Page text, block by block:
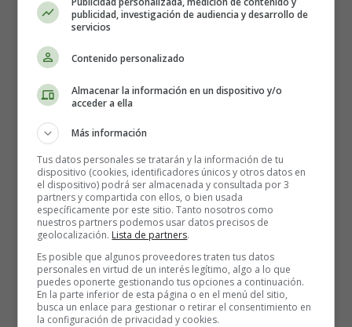
Superada esta prueba, Igtá tuvo que demostrar su amor
por Picazú. Y por ella cruzó nadando el lago y trajo caza
para todos. Con lo que todos le admiraron.
Tras tres lunas, se convocó la boda. Y también como era
costumbre, Igtá y Picazú pidieron la aprobación de Tupá,
el dios bueno. Pero... de repente comenzó a llover. Son
lágrimas, dijo el adivino, Tupá no aprueba esta boda.
Pero Igtá y Picazú se querían, estaban enamorados, y de
ningún modo iban a separarse. Así que echaron a correr y
se lanzaron al lago con idea de escapar juntos a una isla
que se alzaba en su centro.
Cuando la tribu vio lo que pretendían, primero
empezaron a perseguirles, después a gritarles y por
último a tirarles piedras para evitar que huyeran.
publicidad, investigación de audiencia y desarrollo de
servicios
Contenido personalizado
Almacenar la información en un dispositivo y/o
acceder a ella
Más información
Tus datos personales se tratarán y la información de tu
dispositivo (cookies, identificadores únicos y otros datos en
el dispositivo) podrá ser almacenada y consultada por 3
partners y compartida con ellos, o bien usada
específicamente por este sitio. Tanto nosotros como
nuestros partners podemos usar datos precisos de
geolocalización. Lista de partners.
Es posible que algunos proveedores traten tus datos
personales en virtud de un interés legítimo, algo a lo que
puedes oponerte gestionando tus opciones a continuación.
En la parte inferior de esta página o en el menú del sitio,
busca un enlace para gestionar o retirar el consentimiento en
la configuración de privacidad y cookies.